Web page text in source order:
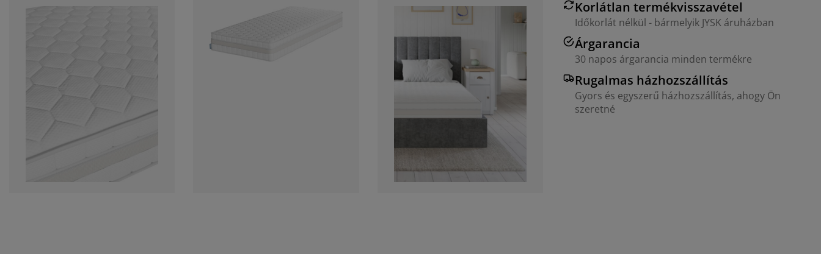
Korlátlan termékvisszavétel
Időkorlát nélkül - bármelyik JYSK áruházban
Árgarancia
30 napos árgarancia minden termékre
Rugalmas házhozszállítás
Gyors és egyszerű házhozszállítás, ahogy Ön
szeretné